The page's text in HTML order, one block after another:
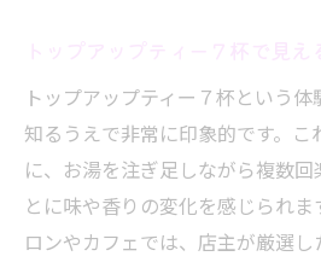
トップアップティー７杯という
知るうえで非常に印象的です。
に、お湯を注ぎ足しながら複数
とに味や香りの変化を感じられ
ロンやカフェでは、店主が厳選